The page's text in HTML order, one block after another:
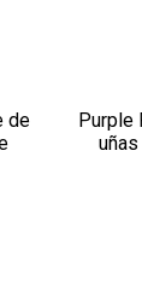
de
Purple